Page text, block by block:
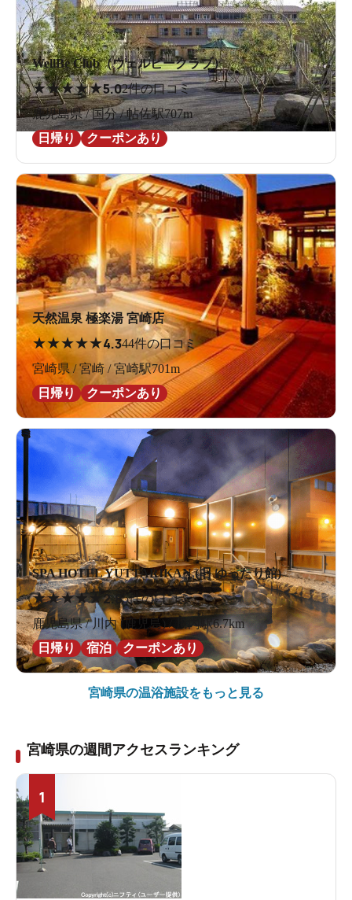
WellBe Club（ウェルビークラブ）
★★★★★5.02件の口コミ
鹿児島県 / 国分 / 帖佐駅707m
日帰り
クーポンあり
天然温泉 極楽湯 宮崎店
★★★★★4.344件の口コミ
宮崎県 / 宮崎 / 宮崎駅701m
日帰り
クーポンあり
SPA HOTEL YUTTARIKAN (旧 ゆったり館)
★★★★★2.85件の口コミ
鹿児島県 / 川内 (鹿児島) / 川内駅6.7km
日帰り
宿泊 クーポンあり
宮崎県の温浴施設をもっと見る
宮崎県の週間アクセスランキング
1